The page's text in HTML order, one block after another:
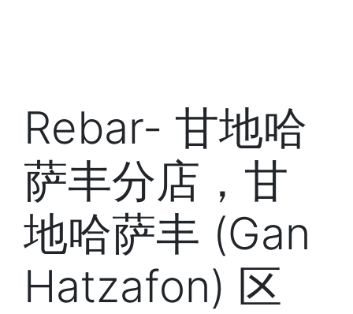
Rebar- 甘地哈
萨丰分店，甘
地哈萨丰 (Gan
Hatzafon) 区